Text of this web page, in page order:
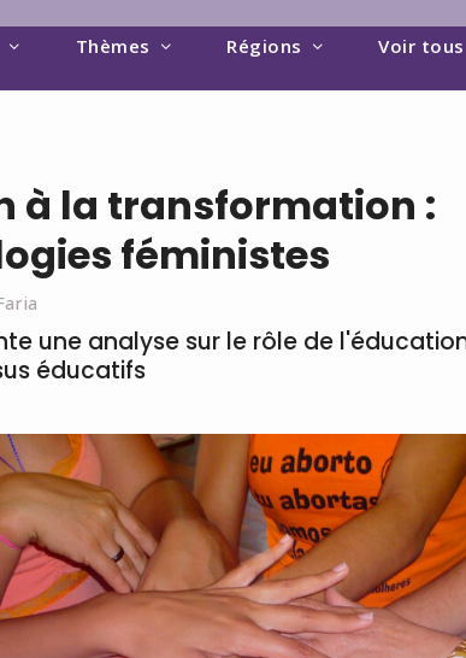
Thèmes Régions Voir tous
à la transformation :
féministes
une analyse sur le rôle de
éducatifs